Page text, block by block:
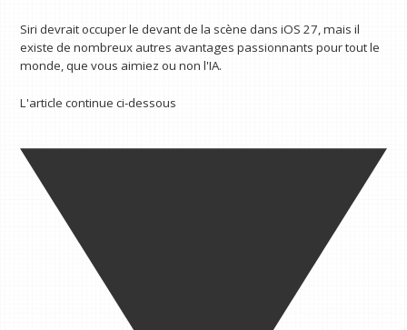
Siri devrait occuper le devant de la scène dans iOS 27, mais il
existe de nombreux autres avantages passionnants pour tout le
monde, que vous aimiez ou non l'IA.
L'article continue ci-dessous